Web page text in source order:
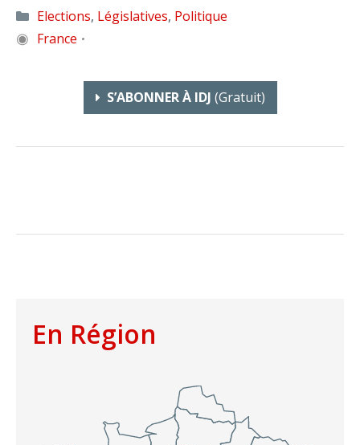
Catégories
Elections, Législatives, Politique
◉ France •
S’ABONNER À IDJ (gratuit)
En Région